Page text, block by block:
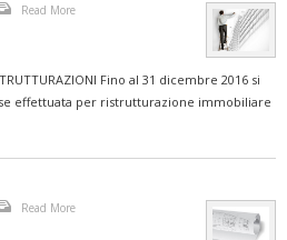
Read More
Fino al 31 dicembre 2016 si
effettuata per ristrutturazione immobiliare
Read More